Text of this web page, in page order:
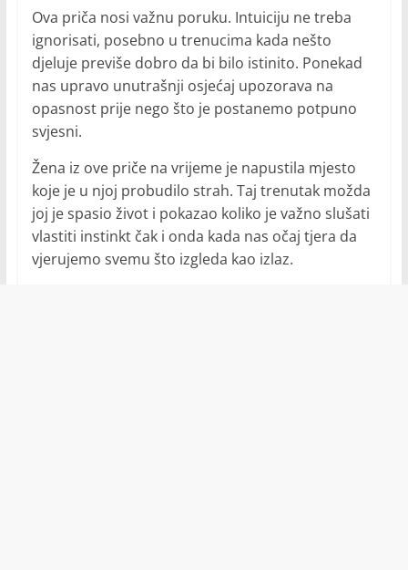
Ova priča nosi važnu poruku. Intuiciju ne treba
ignorisati, posebno u trenucima kada nešto
djeluje previše dobro da bi bilo istinito. Ponekad
nas upravo unutrašnji osjećaj upozorava na
opasnost prije nego što je postanemo potpuno
svjesni.
Žena iz ove priče na vrijeme je napustila mjesto
koje je u njoj probudilo strah. Taj trenutak možda
joj je spasio život i pokazao koliko je važno slušati
vlastiti instinkt čak i onda kada nas očaj tjera da
vjerujemo svemu što izgleda kao izlaz.